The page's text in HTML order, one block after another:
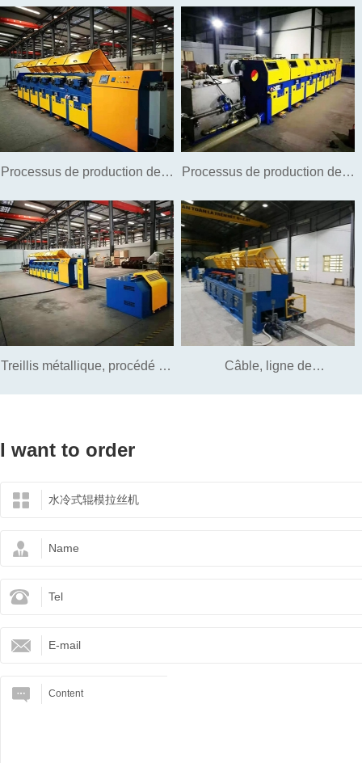
de suspension de vis
Processus de production de fil
d'acier brillant pour meubles
chromés, galvanisés et
cuivrés, chariots de
supermarchés, étagères,
cintres, appareils ménagers,
Processus de production de fil
d'acier de fibre d'acier
Treillis métallique, procédé de Câble, ligne de
I want to order